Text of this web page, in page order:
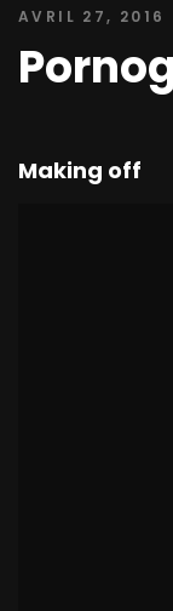
AVRIL 27, 2016
Making off